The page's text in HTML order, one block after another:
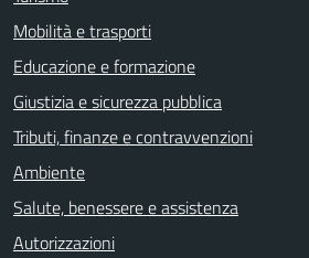
Mobilità e trasporti
Educazione e formazione
Giustizia e sicurezza pubblica
Tributi, finanze e contravvenzioni
Ambiente
Salute, benessere e assistenza
Autorizzazioni